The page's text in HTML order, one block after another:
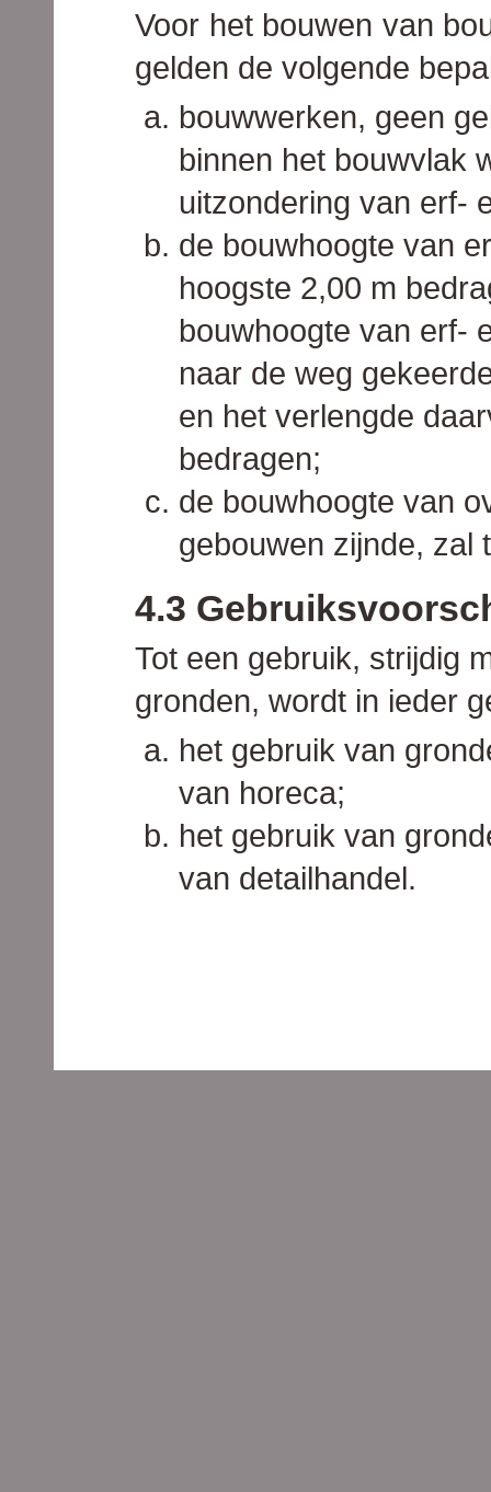
Voor het bouwen van
gelden de volgende
bouwwerken, geen
binnen het bouwvlak
uitzondering van erf-
de bouwhoogte van
hoogste 2,00 m
bouwhoogte van erf-
naar de weg
en het verlengde
bedragen;
de bouwhoogte van
gebouwen zijnde, zal
4.3
Tot een gebruik, strijdig
gronden, wordt in ieder
het gebruik van
van horeca;
het gebruik van
van detailhandel.